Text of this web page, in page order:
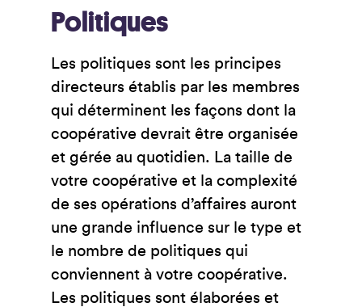
Politiques
Les politiques sont les principes
directeurs établis par les membres
qui déterminent les façons dont la
coopérative devrait être organisée
et gérée au quotidien. La taille de
votre coopérative et la complexité
de ses opérations d’affaires auront
une grande influence sur le type et
le nombre de politiques qui
conviennent à votre coopérative.
Les politiques sont élaborées et